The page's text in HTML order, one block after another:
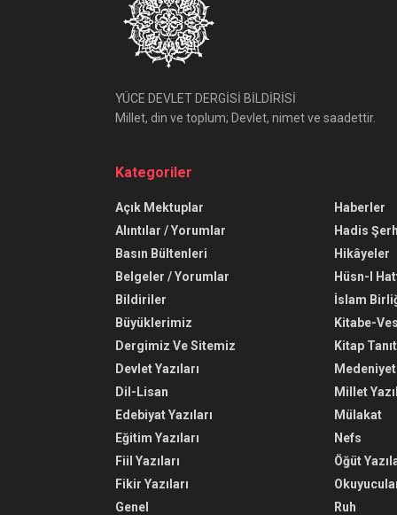
YÜCE DEVLET DERGİSİ BİLDİRİSİ
Millet, din ve toplum; Devlet, nimet ve saadettir.
Kategoriler
Açık Mektuplar
Alıntılar / Yorumlar
Basın Bültenleri
Belgeler / Yorumlar
Bildiriler
Büyüklerimiz
Dergimiz Ve Sitemiz
Devlet Yazıları
Dil-Lisan
Edebiyat Yazıları
Eğitim Yazıları
Fiil Yazıları
Fikir Yazıları
Genel
Haberler
Hadis
Hikâyeler
Hüsn-I
İslam
Kitabe-
Kitap
Medeniyet
Millet
Mülakat
Nefs
Öğüt
Ruh